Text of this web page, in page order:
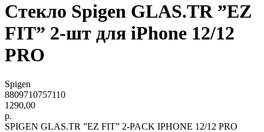
Стекло Spigen GLAS.TR ”EZ
FIT” 2-шт для iPhone 12/12
PRO
Spigen
8809710757110
1290,00
р.
SPIGEN GLAS.TR ”EZ FIT” 2-PACK IPHONE 12/12 PRO